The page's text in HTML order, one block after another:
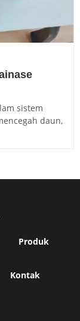
sistem
daun,
Produk
Kontak